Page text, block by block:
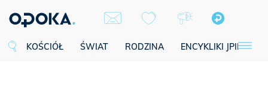
KOŚCIÓŁ ŚWIAT RODZINA ENCYKLIKI JPII